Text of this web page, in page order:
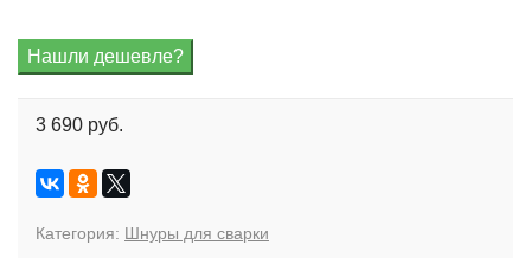
3 690 руб.
Категория: Шнуры для сварки